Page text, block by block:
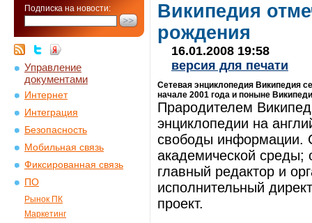
Подписка на новости:
Управление
документами
Интернет
Интеграция
Безопасность
Мобильная связь
Фиксированная связь
ПО
Рынок ПК
Маркетинг
Википедия
рождения
16.01.2008 19:58
версия для печати
Сетевая энциклопедия Википедия
начале 2001 года и поныне
Прародителем
энциклопедии на
свободы информации.
академической
главный редактор и
исполнительный
проект.